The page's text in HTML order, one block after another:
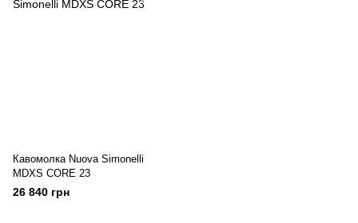
Кавомолка Nuova Simonelli
MDXS CORE 23
26 840 грн